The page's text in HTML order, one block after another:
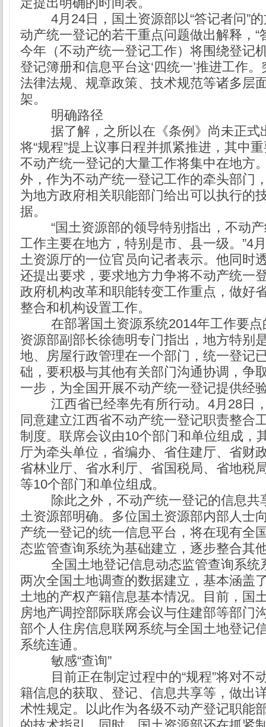
4月24日，国土资源部以“答记者问”
动产统一登记的若干重点问题做出解释，“
今年（不动产统一登记工作）将围绕登记
登记簿册和信息平台这‘四统一’推进工作
法律法规、规章政策、技术规范等诸多层
架。
明确路径
据了解，之所以在《条例》尚未正式
将“规程”提上议事日程并抓紧推进，其中
不动产统一登记的大量工作将集中在地方
外，作为不动产统一登记工作的牵头部门
为地方政府相关职能部门给出可以执行的
据。
“国土资源部的领导特别指出，不动
工作主要在地方，特别是市、县一级。”4
土资源厅的一位官员向记者表示。他同时
还提出要求，要求地方力争将不动产统一
政府机构改革和职能转变工作重点，做好
整合和机构设置工作。
在部署国土资源系统2014年工作要点
资源部副部长徐德明专门指出，地方特别
地、房屋行政管理在一个部门，统一登记
础，要积极与其他有关部门沟通协调，争
一步，为全国开展不动产统一登记提供经
江西省已经率先有所行动。4月28日
同意建立江西省不动产统一登记职责整合
制度。联席会议由10个部门和单位组成，
厅为牵头单位，省编办、省住建厅、省财
省林业厅、省水利厅、省国税局、省地税
等10个部门和单位组成。
除此之外，不动产统一登记的信息共
土资源部明确。多位国土资源部内部人士
产统一登记的统一信息平台，将在现有全
态监管查询系统为基础建立，逐步整合其
全国土地登记信息动态监管查询系统
两次全国土地调查的数据建立，基本涵盖
土地的产权产籍信息基本情况。目前，国
房地产调控部际联席会议与住建部等部门
部个人住房信息联网系统与全国土地登记
系统连通。
敏感“查询”
目前正在制定过程中的“规程”将对不
籍信息的获取、登记、信息共享等，做出
术性规定。以此作为各级不动产登记职能